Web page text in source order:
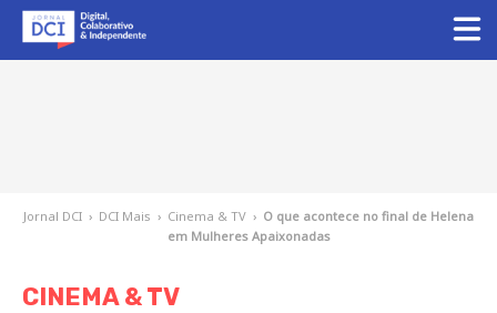
Jornal DCI › DCI Mais › Cinema & TV › O que acontece no final de Helena
em Mulheres Apaixonadas
CINEMA & TV